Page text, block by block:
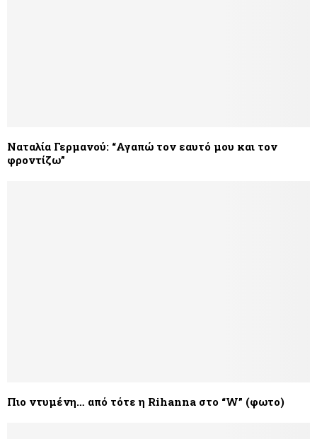
Ναταλία Γερμανού: “Αγαπώ τον εαυτό μου και τον
φροντίζω”
Πιο ντυμένη… από τότε η Rihanna στο “W” (φωτο)